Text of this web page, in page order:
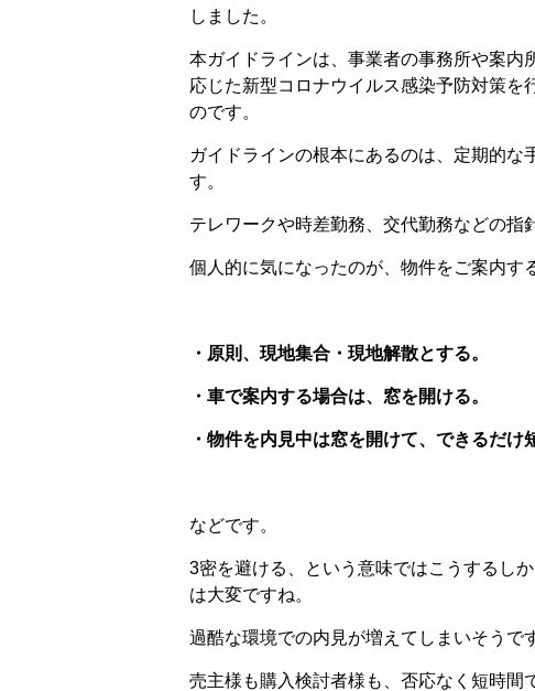
しました。
本ガイドラインは、事業者の事務所や案内
応じた新型コロナウイルス感染予防対策を
のです。
ガイドラインの根本にあるのは、定期的な
す。
テレワークや時差勤務、交代勤務などの指
個人的に気になったのが、物件をご案内す
・原則、現地集合・現地解散とする。
・車で案内する場合は、窓を開ける。
・物件を内見中は窓を開けて、できるだけ
などです。
3密を避ける、という意味ではこうするし
は大変ですね。
過酷な環境での内見が増えてしまいそうで
売主様も購入検討者様も、否応なく短時間